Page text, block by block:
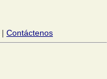
| Contáctenos